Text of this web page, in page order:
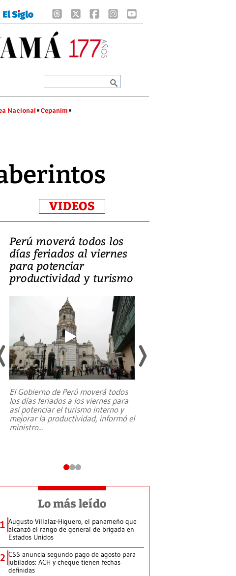
Nacional Cepanim
VIDEOS
Perú moverá todos los
días feriados al viernes
para potenciar
productividad y turismo
El Gobierno de Perú moverá todos
los días feriados a los viernes para
así potenciar el turismo interno y
mejorar la productividad, informó el
ministro...
Lo más leído
1 Augusto Villalaz-Higuero, el panameño que
alcanzó el rango de general de brigada en
Estados Unidos
2 CSS anuncia segundo pago de agosto para
jubilados: ACH y cheque tienen fechas
definidas